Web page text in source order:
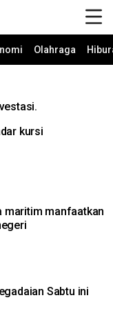
Olahraga
kursi
maritim manfaatkan
Sabtu ini